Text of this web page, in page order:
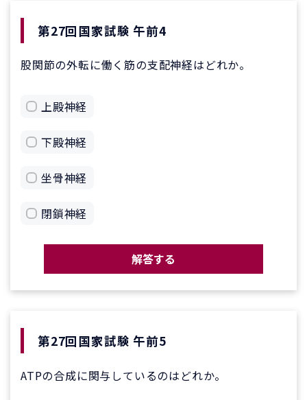
第27回国家試験 午前4
股関節の外転に働く筋の支配神経はどれか。
上殿神経
下殿神経
坐骨神経
閉鎖神経
解答する
第27回国家試験 午前5
ATPの合成に関与しているのはどれか。